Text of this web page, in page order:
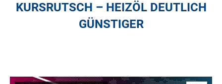
KURSRUTSCH – HEIZÖL DEUTLICH
GÜNSTIGER